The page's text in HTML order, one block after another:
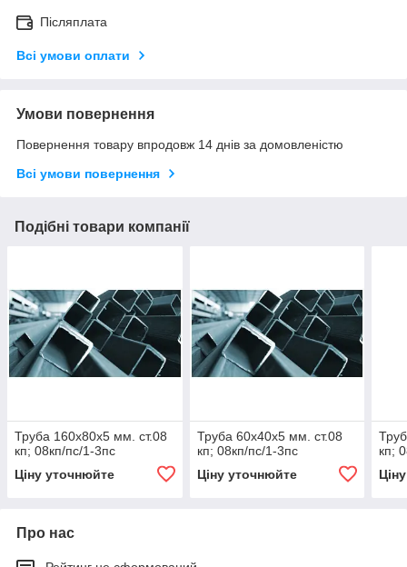
Післяплата
Всі умови оплати
Умови повернення
Повернення товару впродовж 14 днів за домовленістю
Всі умови повернення
Подібні товари компанії
Труба 160х80х5 мм. ст.08
кп; 08кп/пс/1-3пс
Ціну уточнюйте
Труба 60х40х5 мм. ст.08
кп; 08кп/пс/1-3пс
Ціну уточнюйте
кп;
Про нас